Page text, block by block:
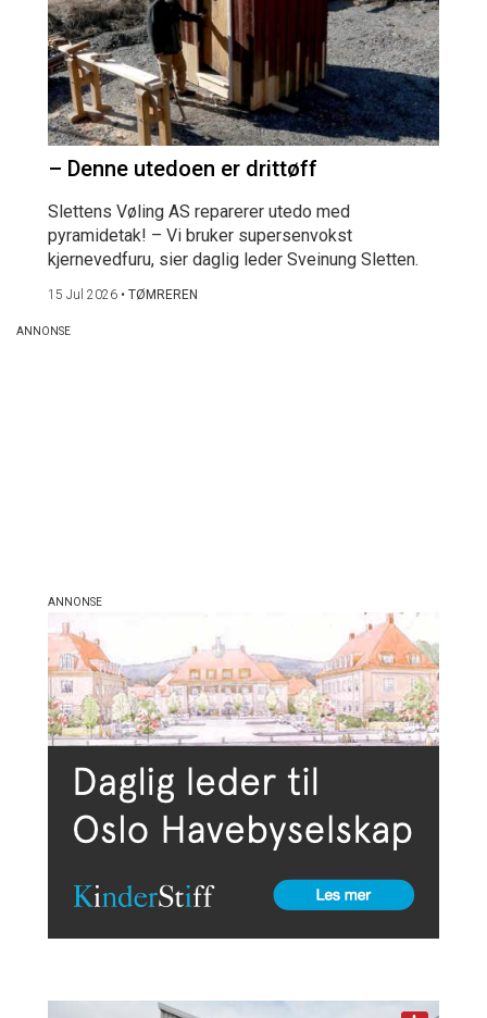
– Denne utedoen er drittøff
Slettens Vøling AS reparerer utedo med
pyramidetak! – Vi bruker supersenvokst
kjernevedfuru, sier daglig leder Sveinung Sletten.
15 Jul 2026 • TØMREREN